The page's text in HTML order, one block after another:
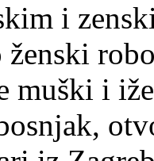
i
ženski
muški i